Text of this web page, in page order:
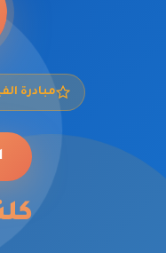
مبادرة